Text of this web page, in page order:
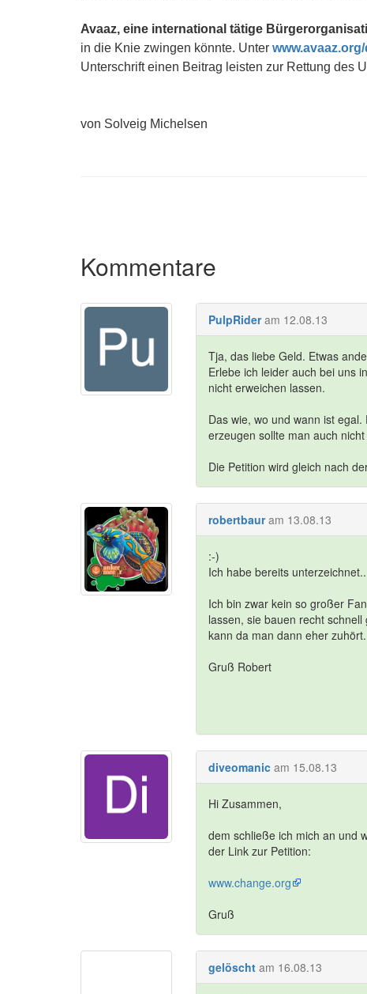
Avaaz, eine international tätige
in die Knie zwingen könnte. Unter
Unterschrift einen Beitrag leisten zur Rettung des
von Solveig Michelsen
Kommentare
PulpRider am 12.08.13
Tja, das liebe Geld. Etwas
Erlebe ich leider auch bei uns
nicht erweichen lassen.
Das wie, wo und wann ist
erzeugen sollte man auch
Die Petition wird gleich nach
robertbaur am 13.08.13
:-)
Ich habe bereits unterzeichnet..
Ich bin zwar kein so großer
lassen, sie bauen recht
kann da man dann eher zuhört.
Gruß Robert
diveomanic am 15.08.13
Hi Zusammen,
dem schließe ich mich an und
der Link zur Petition:
www.change.org
Gruß
gelöscht am 16.08.13